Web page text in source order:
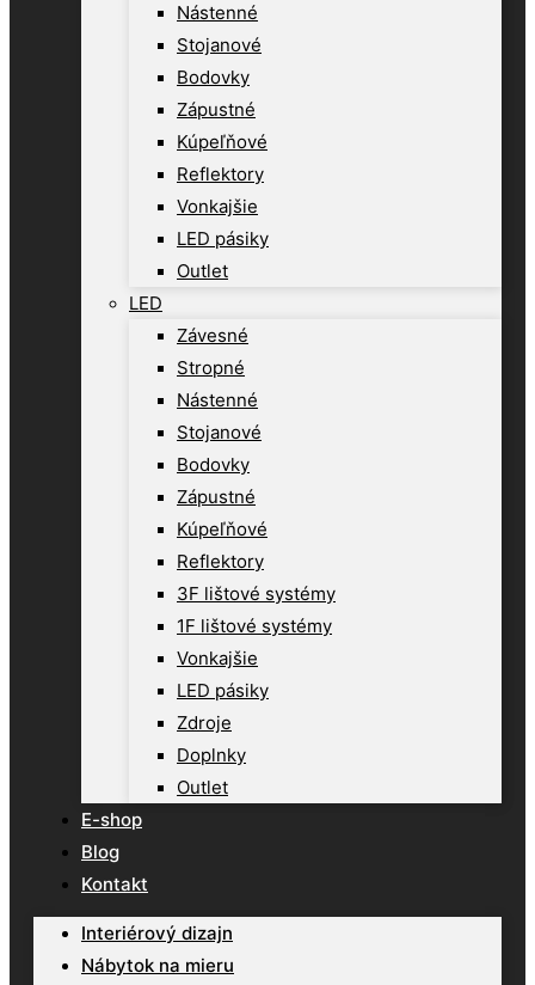
Nástenné
Stojanové
Bodovky
Zápustné
Kúpeľňové
Reflektory
Vonkajšie
LED pásiky
Outlet
LED
Závesné
Stropné
Nástenné
Stojanové
Bodovky
Zápustné
Kúpeľňové
Reflektory
3F lištové systémy
1F lištové systémy
Vonkajšie
LED pásiky
Zdroje
Doplnky
Outlet
E-shop
Blog
Kontakt
Interiérový dizajn
Nábytok na mieru